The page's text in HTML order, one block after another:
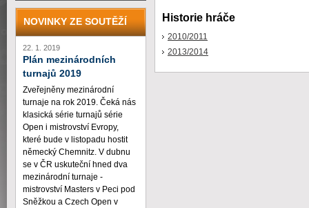
Historie hráče
2010/2011
2013/2014
NOVINKY ZE SOUTĚŽÍ
22. 1. 2019
Plán mezinárodních
turnajů 2019
Zveřejněny mezinárodní
turnaje na rok 2019. Čeká nás
klasická série turnajů série
Open i mistrovství Evropy,
které bude v listopadu hostit
německý Chemnitz. V dubnu
se v ČR uskuteční hned dva
mezinárodní turnaje -
mistrovství Masters v Peci pod
Sněžkou a Czech Open v